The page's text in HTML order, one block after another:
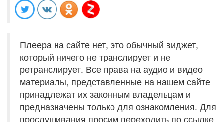
Плеера на сайте нет, это обычный виджет,
который ничего не транслирует и не
ретранслирует. Все права на аудио и видео
материалы, представленные на нашем сайте
принадлежат их законным владельцам и
предназначены только для ознакомления. Для
прослушивания просим переходить по ссылке